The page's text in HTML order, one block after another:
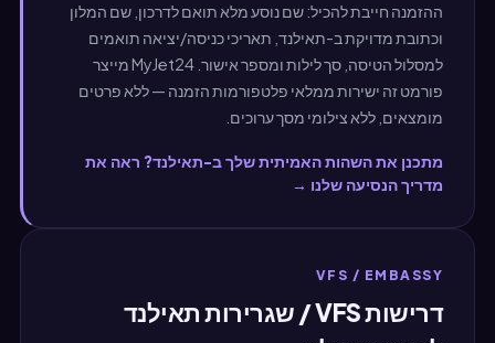
ההזמנה חייבת להכיל: שם נוסע מלא תואם לדרכון, שם המלון
וכתובת מדויקת ב-תאילנד, תאריכי כניסה/יציאה תואמים
למסלול הטיסה, סך לילות ומספר אישור. MyJet24 מייצר
פורמט זה ישירות ממלאי פלטפורמות הזמנה — ללא פרטים
מומצאים, ללא צילומי מסך ערוכים.
מתכנן את השהות האמיתית שלך ב-תאילנד? ראה את
מדריך הנסיעה שלנו →
VFS / EMBASSY
דרישות VFS / שגרירות תאילנד